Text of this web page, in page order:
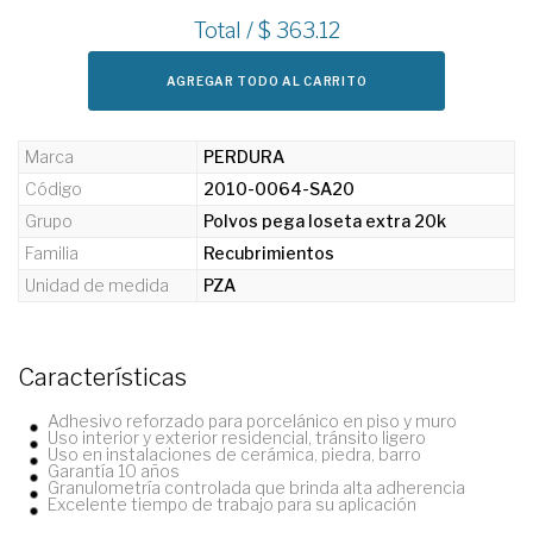
Total / $ 363.12
AGREGAR TODO AL CARRITO
Marca
PERDURA
Código
2010-0064-SA20
Grupo
Polvos pega loseta extra 20k
Familia
Recubrimientos
Unidad de medida
PZA
Características
Adhesivo reforzado para porcelánico en piso y muro
Uso interior y exterior residencial, tránsito ligero
Uso en instalaciones de cerámica, piedra, barro
Garantía 10 años
Granulometría controlada que brinda alta adherencia
Excelente tiempo de trabajo para su aplicación